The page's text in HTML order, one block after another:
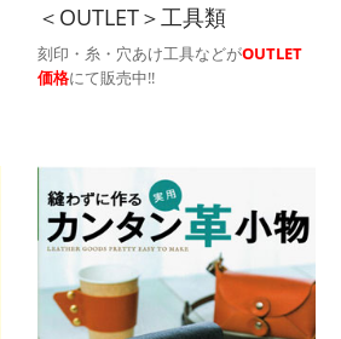
＜OUTLET＞工具類
刻印・糸・穴あけ工具などがOUTLET
価格にて販売中!!